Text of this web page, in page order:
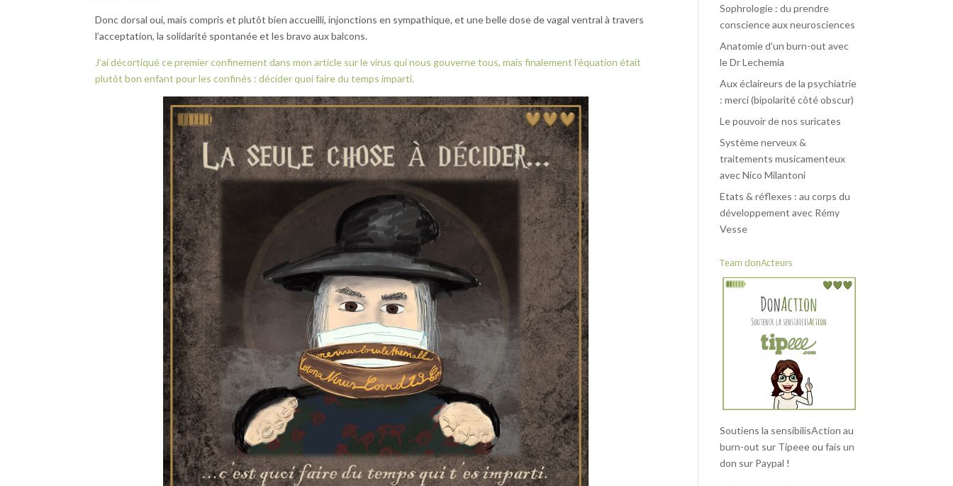
Donc dorsal oui, mais compris et plutôt bien accueilli, injonctions en sympathique, et une belle dose de vagal ventral à travers
l’acceptation, la solidarité spontanée et les bravo aux balcons.
J’ai décortiqué ce premier confinement dans mon article sur le virus qui nous gouverne tous, mais finalement l’équation était
plutôt bon enfant pour les confinés : décider quoi faire du temps imparti.
Sophrologie : du prendre
conscience aux neurosciences
Anatomie d’un burn-out avec
le Dr Lechemia
Aux éclaireurs de la psychiatrie
: merci (bipolarité côté obscur)
Le pouvoir de nos suricates
Système nerveux &
traitements musicamenteux
avec Nico Milantoni
Etats & réflexes : au corps du
développement avec Rémy
Vesse
Team donActeurs
Soutiens la sensibilisAction au
burn-out sur Tipeeeoufais un
don sur Paypal !